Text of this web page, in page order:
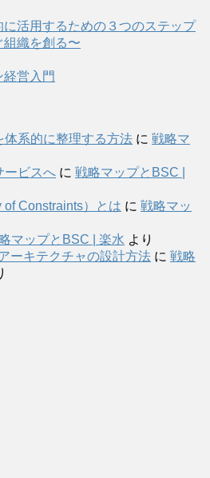
活用するための３つのステップ
織を創る〜
営入門
系的に整理する方法 に 戦略マ
ービスへ に 戦略マップとBSC |
Constraints）とは に 戦略マッ
マップとBSC | 楽水 より
ーキテクチャの設計方法 に 戦略